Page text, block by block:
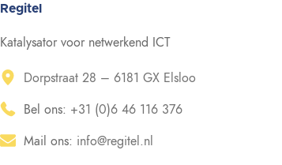
Regitel
Katalysator voor netwerkend ICT
Dorpstraat 28 – 6181 GX Elsloo
Bel ons: +31 (0)6 46 116 376
Mail ons: info@regitel.nl